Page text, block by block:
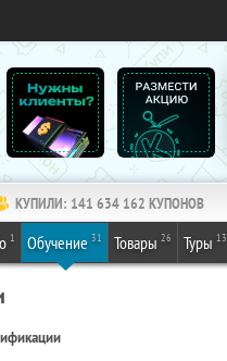
КУПИЛИ: 141 634 162 КУПОНОВ
1 Обучение 31 Товары 26 Туры 13